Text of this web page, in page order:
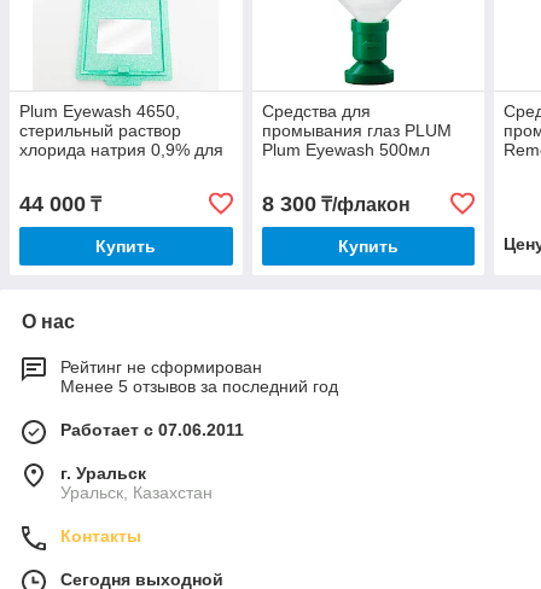
Plum Eyewash 4650,
стерильный раствор
хлорида натрия 0,9% для
44 000 ₸
Купить
Средства для
промывания глаз PLUM
Plum Eyewash 500мл
8 300₸/флакон
Купить
О нас
Рейтинг не сформирован
Менее 5 отзывов за последний год
Работает с 07.06.2011
г. Уральск
Уральск, Казахстан
Контакты
Сегодня выходной